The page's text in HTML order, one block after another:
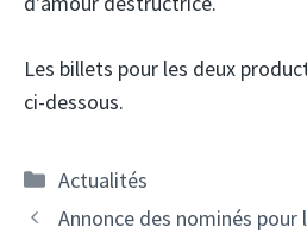
Les billets pour les deux
ci-dessous.
Catégories
Actualités
Annonce des nominés